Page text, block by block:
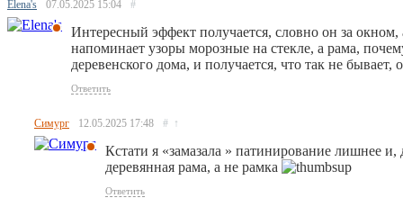
Elena's 07.05.2025 15:04 #
Интересный эффект получается, словно он за
напоминает узоры морозные на стекле, а рама,
деревенского дома, и получается, что так не бывает,
Ответить
Симург 12.05.2025 17:48 # ↑
Кстати я «замазала » патинирование лишнее
деревянная рама, а не рамка
Ответить